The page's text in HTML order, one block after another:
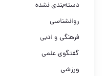
دسته‌بندی نشده
روانشناسی
فرهنگی و ادبی
گفتگوی علمی
ورزشی